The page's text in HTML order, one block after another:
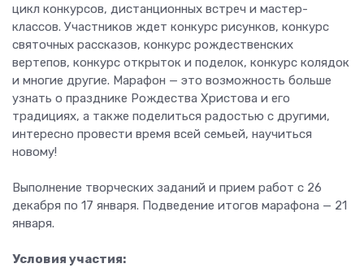
цикл конкурсов, дистанционных встреч и мастер-
классов. Участников ждет конкурс рисунков, конкурс
святочных рассказов, конкурс рождественских
вертепов, конкурс открыток и поделок, конкурс колядок
и многие другие. Марафон — это возможность больше
узнать о празднике Рождества Христова и его
традициях, а также поделиться радостью с другими,
интересно провести время всей семьей, научиться
новому!
Выполнение творческих заданий и прием работ с 26
декабря по 17 января. Подведение итогов марафона — 21
января.
Условия участия: